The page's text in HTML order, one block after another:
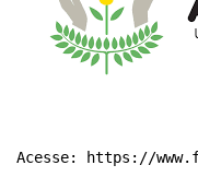
Acesse: https://